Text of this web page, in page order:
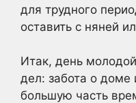
для трудного
оставить с няней
Итак, день
дел: забота о доме
большую часть